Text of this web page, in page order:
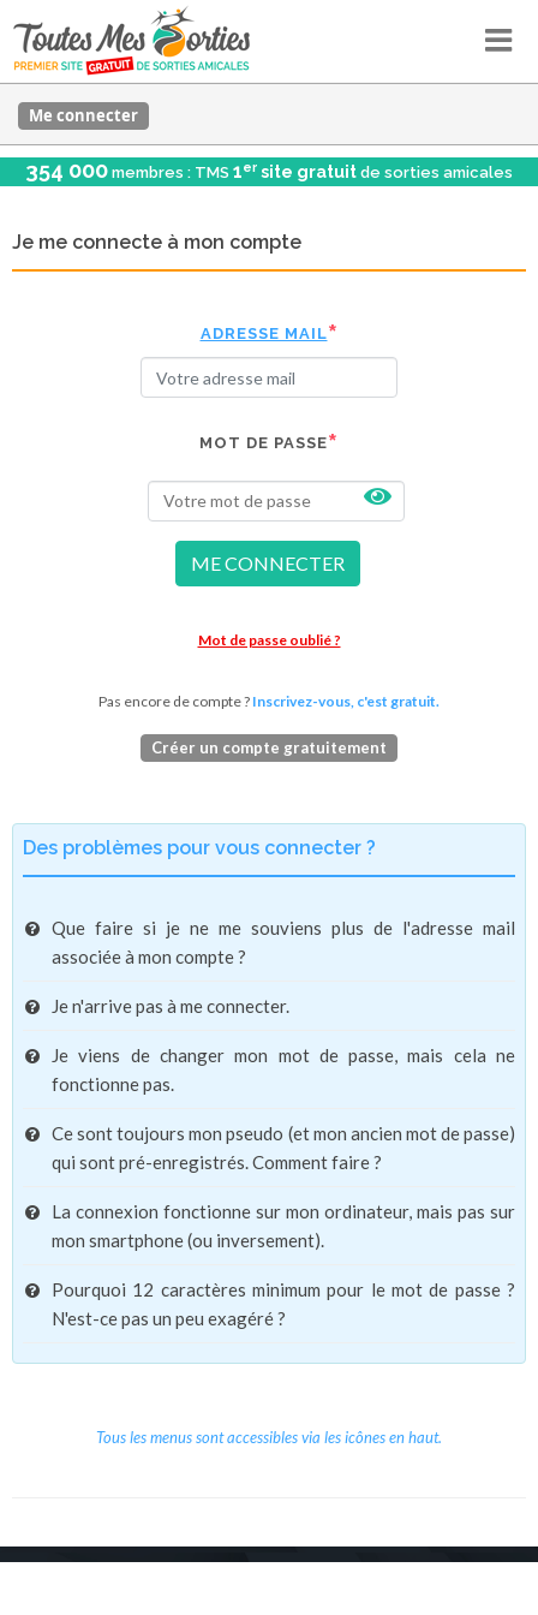
Me connecter
354 000 membres : TMS 1er site gratuit de sorties amicales
Je me connecte à mon compte
ADRESSE MAIL
MOT DE PASSE
ME CONNECTER
Mot de passe oublié ?
Pas encore de compte ? Inscrivez-vous, c'est gratuit.
Créer un compte gratuitement
Des problèmes pour vous connecter ?
Que faire si je ne me souviens plus de l'adresse mail
associée à mon compte ?
Je n'arrive pas à me connecter.
Je viens de changer mon mot de passe, mais cela ne
fonctionne pas.
Ce sont toujours mon pseudo (et mon ancien mot de passe)
qui sont pré-enregistrés. Comment faire ?
La connexion fonctionne sur mon ordinateur, mais pas sur
mon smartphone (ou inversement).
Pourquoi 12 caractères minimum pour le mot de passe ?
N'est-ce pas un peu exagéré ?
Tous les menus sont accessibles via les icônes en haut.